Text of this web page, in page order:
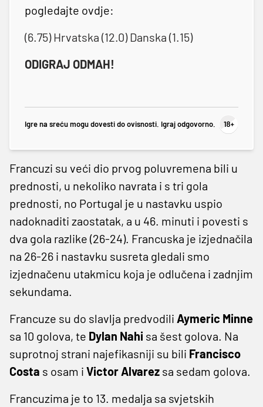
pogledajte ovdje:
(6.75) Hrvatska (12.0) Danska (1.15)
ODIGRAJ ODMAH!
Igre na sreću mogu dovesti do ovisnosti. Igraj odgovorno.
Francuzi su veći dio prvog poluvremena bili u
prednosti, u nekoliko navrata i s tri gola
prednosti, no Portugal je u nastavku uspio
nadoknaditi zaostatak, a u 46. minuti i povesti s
dva gola razlike (26-24). Francuska je izjednačila
na 26-26 i nastavku susreta gledali smo
izjednačenu utakmicu koja je odlučena i zadnjim
sekundama.
Francuze su do slavlja predvodili Aymeric Minne
sa 10 golova, te Dylan Nahi sa šest golova. Na
suprotnoj strani najefikasniji su bili Francisco
Costa s osam i Victor Alvarez sa sedam golova.
Francuzima je to 13. medalja sa svjetskih